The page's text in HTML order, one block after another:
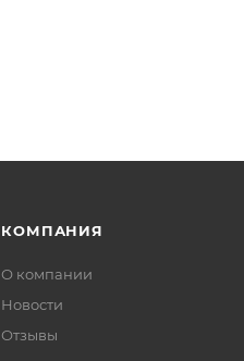
КОМПАНИЯ
О компании
Новости
Отзывы